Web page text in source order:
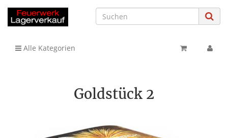
Alle Kategorien
Goldstück 2